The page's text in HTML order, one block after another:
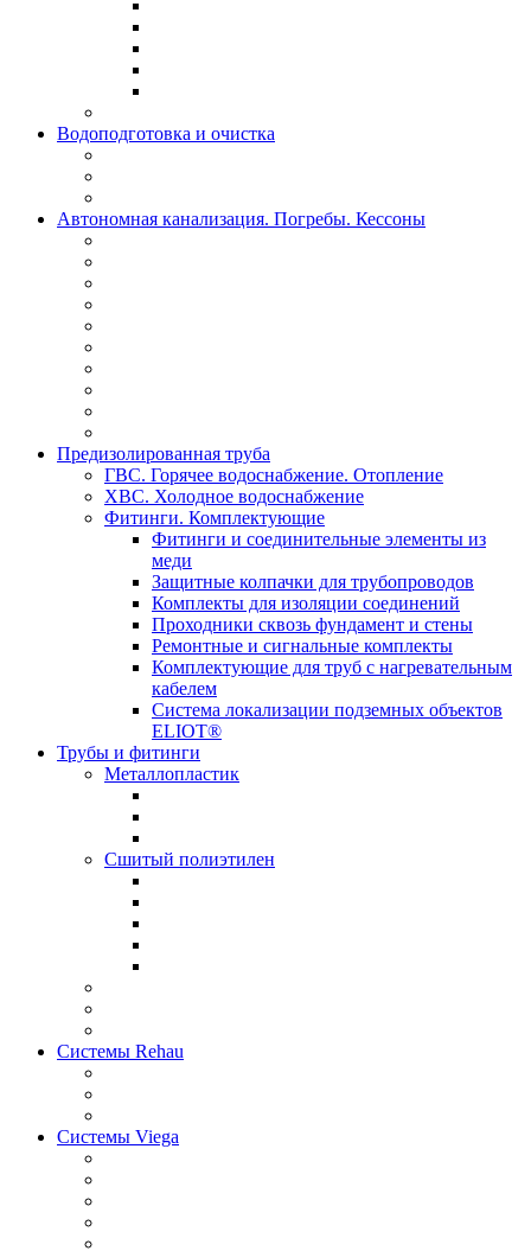
Водоподготовка и очистка
Автономная канализация. Погребы. Кессоны
Предизолированная труба
ГВС. Горячее водоснабжение. Отопление
ХВС. Холодное водоснабжение
Фитинги. Комплектующие
Фитинги и соединительные элементы из
меди
Защитные колпачки для трубопроводов
Комплекты для изоляции соединений
Проходники сквозь фундамент и стены
Ремонтные и сигнальные комплекты
Комплектующие для труб с нагревательным
кабелем
Система локализации подземных объектов
ELIOT®
Трубы и фитинги
Металлопластик
Сшитый полиэтилен
Системы Rehau
Системы Viega